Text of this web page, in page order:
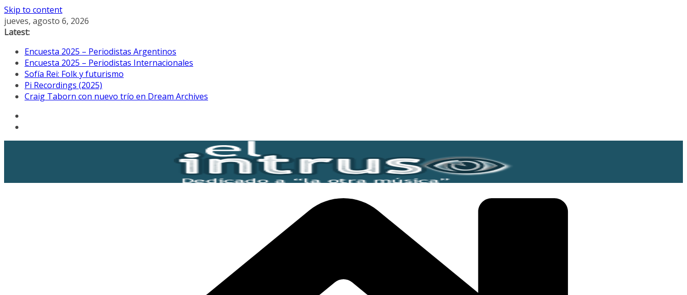
Skip to content
jueves, agosto 6, 2026
Latest:
Encuesta 2025 – Periodistas Argentinos
Encuesta 2025 – Periodistas Internacionales
Sofía Rei: Folk y futurismo
Pi Recordings (2025)
Craig Taborn con nuevo trío en Dream Archives